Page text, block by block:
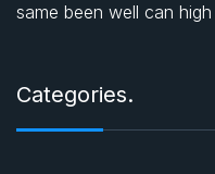
same been well can
Categories.